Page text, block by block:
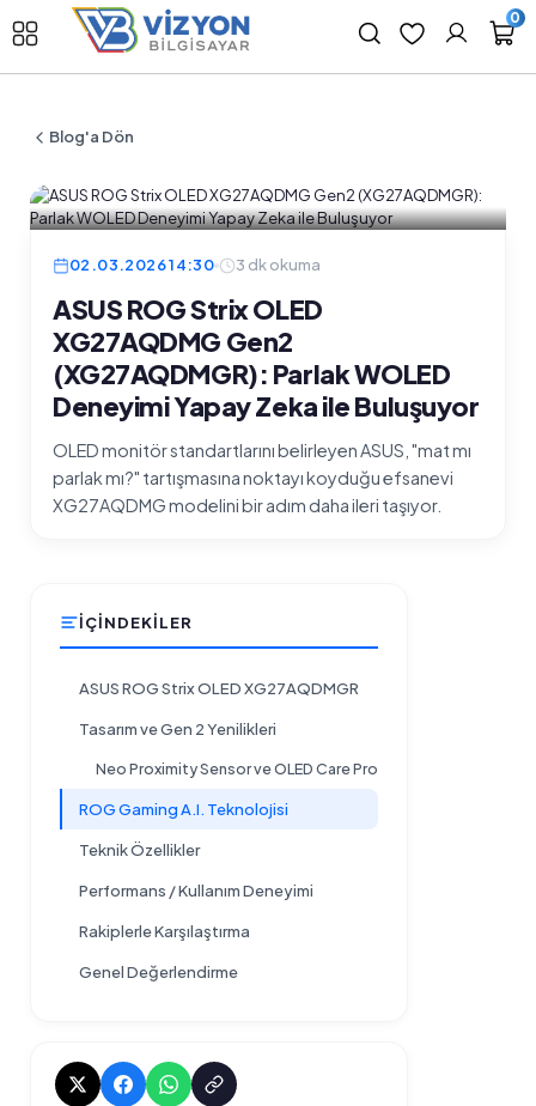
0
Blog'a Dön
02.03.2026 14:30 3 dk okuma
ASUS ROG Strix OLED
XG27AQDMG Gen2
(XG27AQDMGR): Parlak WOLED
Deneyimi Yapay Zeka ile Buluşuyor
OLED monitör standartlarını belirleyen ASUS, "mat mı
parlak mı?" tartışmasına noktayı koyduğu efsanevi
XG27AQDMG modelini bir adım daha ileri taşıyor.
İÇINDEKILER
ASUS ROG Strix OLED XG27AQDMGR
Tasarım ve Gen 2 Yenilikleri
Neo Proximity Sensor ve OLED Care Pro
ROG Gaming A.I. Teknolojisi
Teknik Özellikler
Performans / Kullanım Deneyimi
Rakiplerle Karşılaştırma
Genel Değerlendirme